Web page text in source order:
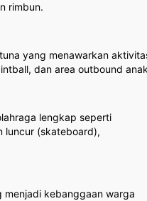
rimbun.
yang menawarkan
dan area outbound
lengkap seperti
luncur (skateboard),
menjadi kebanggaan warga